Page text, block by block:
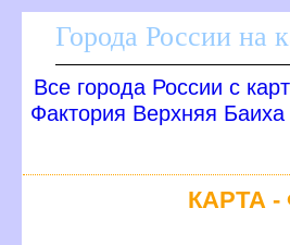
Города России на
се города России с
Фактория Верхняя
КАРТА